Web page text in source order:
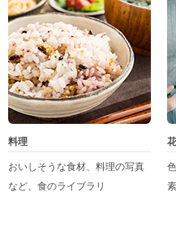
料理
おいしそうな食材、料理の写真
など、食のライブラリ